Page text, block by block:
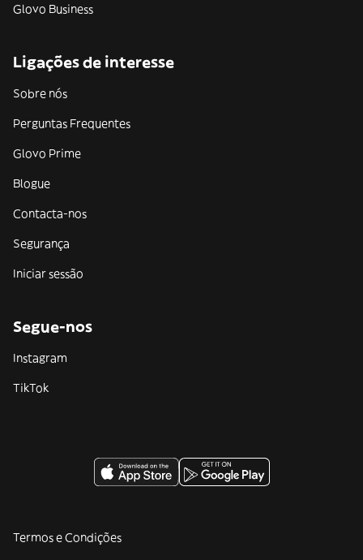
Glovo Business
Ligações de interesse
Sobre nós
Perguntas Frequentes
Glovo Prime
Blogue
Contacta-nos
Segurança
Iniciar sessão
Segue-nos
Instagram
TikTok
Termos e Condições